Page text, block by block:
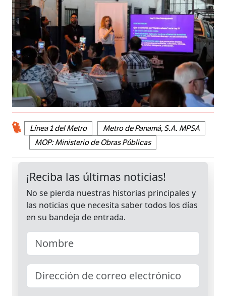
Línea 1 del Metro
Metro de Panamá, S.A. MPSA
MOP: Ministerio de Obras Públicas